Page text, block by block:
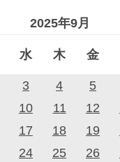
2025年9月
水 木 金
3 4 5
10 11 12
17 18 19
24 25 26